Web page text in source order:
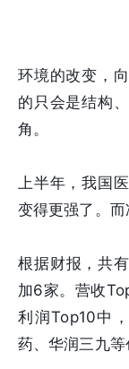
环境的改变，
的只会是结构
角。
上半年，我国
变得更强了。而
根据财报，共
加6家。营收
利润Top10中
药、华润三九